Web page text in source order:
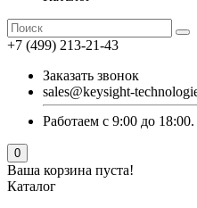
+7 (499) 213-21-43
Заказать звонок
sales@keysight-
Работаем с 9:00 до
0
Ваша корзина пуста!
Каталог